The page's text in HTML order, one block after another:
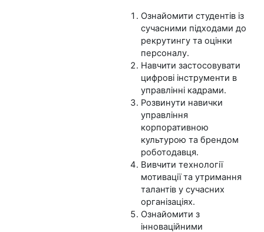
Ознайомити студентів із
сучасними підходами до
рекрутингу та оцінки
персоналу.
Навчити застосовувати
цифрові інструменти в
управлінні кадрами.
Розвинути навички
управління
корпоративною
культурою та брендом
роботодавця.
Вивчити технології
мотивації та утримання
талантів у сучасних
організаціях.
Ознайомити з
інноваційними